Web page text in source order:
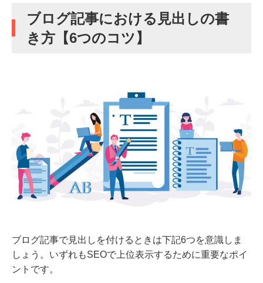
ブログ記事における見出しの書
き方【6つのコツ】
ブログ記事で見出しを付けるときは下記6つを意識しま
しょう。いずれもSEOで上位表示するために重要なポイ
ントです。